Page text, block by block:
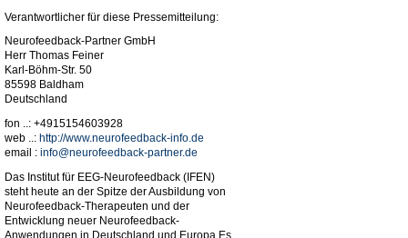
Verantwortlicher für diese Pressemitteilung:
Neurofeedback-Partner GmbH
Herr Thomas Feiner
Karl-Böhm-Str. 50
85598 Baldham
Deutschland
fon ..: +4915154603928
web ..: http://www.neurofeedback-info.de
email : info@neurofeedback-partner.de
Das Institut für EEG-Neurofeedback (IFEN)
steht heute an der Spitze der Ausbildung von
Neurofeedback-Therapeuten und der
Entwicklung neuer Neurofeedback-
Anwendungen in Deutschland und Europa Es